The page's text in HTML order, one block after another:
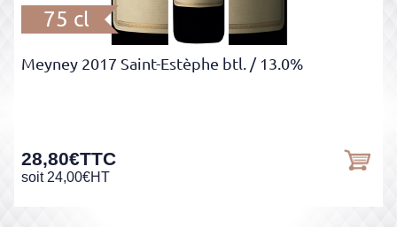
75 cl
Meyney 2017 Saint-Estèphe btl. / 13.0%
28,80€TTC
soit 24,00€HT